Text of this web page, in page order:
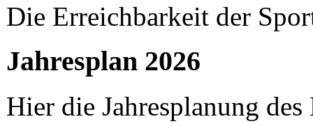
Die Erreichbarkeit der
Jahresplan 2026
Hier die Jahresplanung